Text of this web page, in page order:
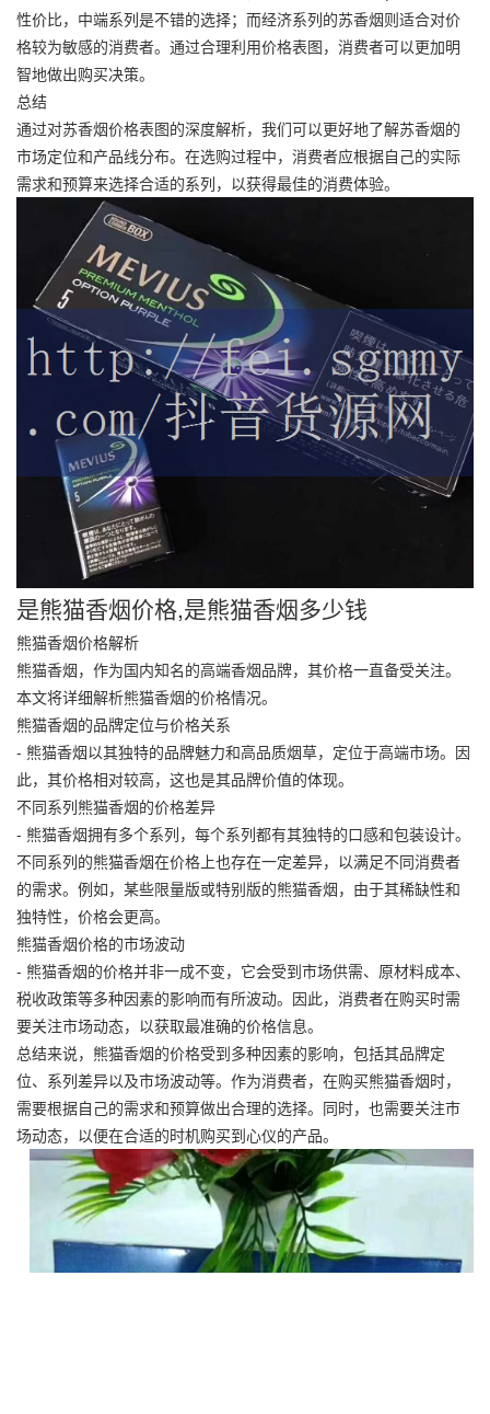
性价比，中端系列是不错的选择；而经济系列的苏香烟则适合对价
格较为敏感的消费者。通过合理利用价格表图，消费者可以更加明
智地做出购买决策。
总结
通过对苏香烟价格表图的深度解析，我们可以更好地了解苏香烟的
市场定位和产品线分布。在选购过程中，消费者应根据自己的实际
需求和预算来选择合适的系列，以获得最佳的消费体验。
是熊猫香烟价格,是熊猫香烟多少钱
熊猫香烟价格解析
熊猫香烟，作为国内知名的高端香烟品牌，其价格一直备受关注。
本文将详细解析熊猫香烟的价格情况。
熊猫香烟的品牌定位与价格关系
- 熊猫香烟以其独特的品牌魅力和高品质烟草，定位于高端市场。因
此，其价格相对较高，这也是其品牌价值的体现。
不同系列熊猫香烟的价格差异
- 熊猫香烟拥有多个系列，每个系列都有其独特的口感和包装设计。
不同系列的熊猫香烟在价格上也存在一定差异，以满足不同消费者
的需求。例如，某些限量版或特别版的熊猫香烟，由于其稀缺性和
独特性，价格会更高。
熊猫香烟价格的市场波动
- 熊猫香烟的价格并非一成不变，它会受到市场供需、原材料成本、
税收政策等多种因素的影响而有所波动。因此，消费者在购买时需
要关注市场动态，以获取最准确的价格信息。
总结来说，熊猫香烟的价格受到多种因素的影响，包括其品牌定
位、系列差异以及市场波动等。作为消费者，在购买熊猫香烟时，
需要根据自己的需求和预算做出合理的选择。同时，也需要关注市
场动态，以便在合适的时机购买到心仪的产品。